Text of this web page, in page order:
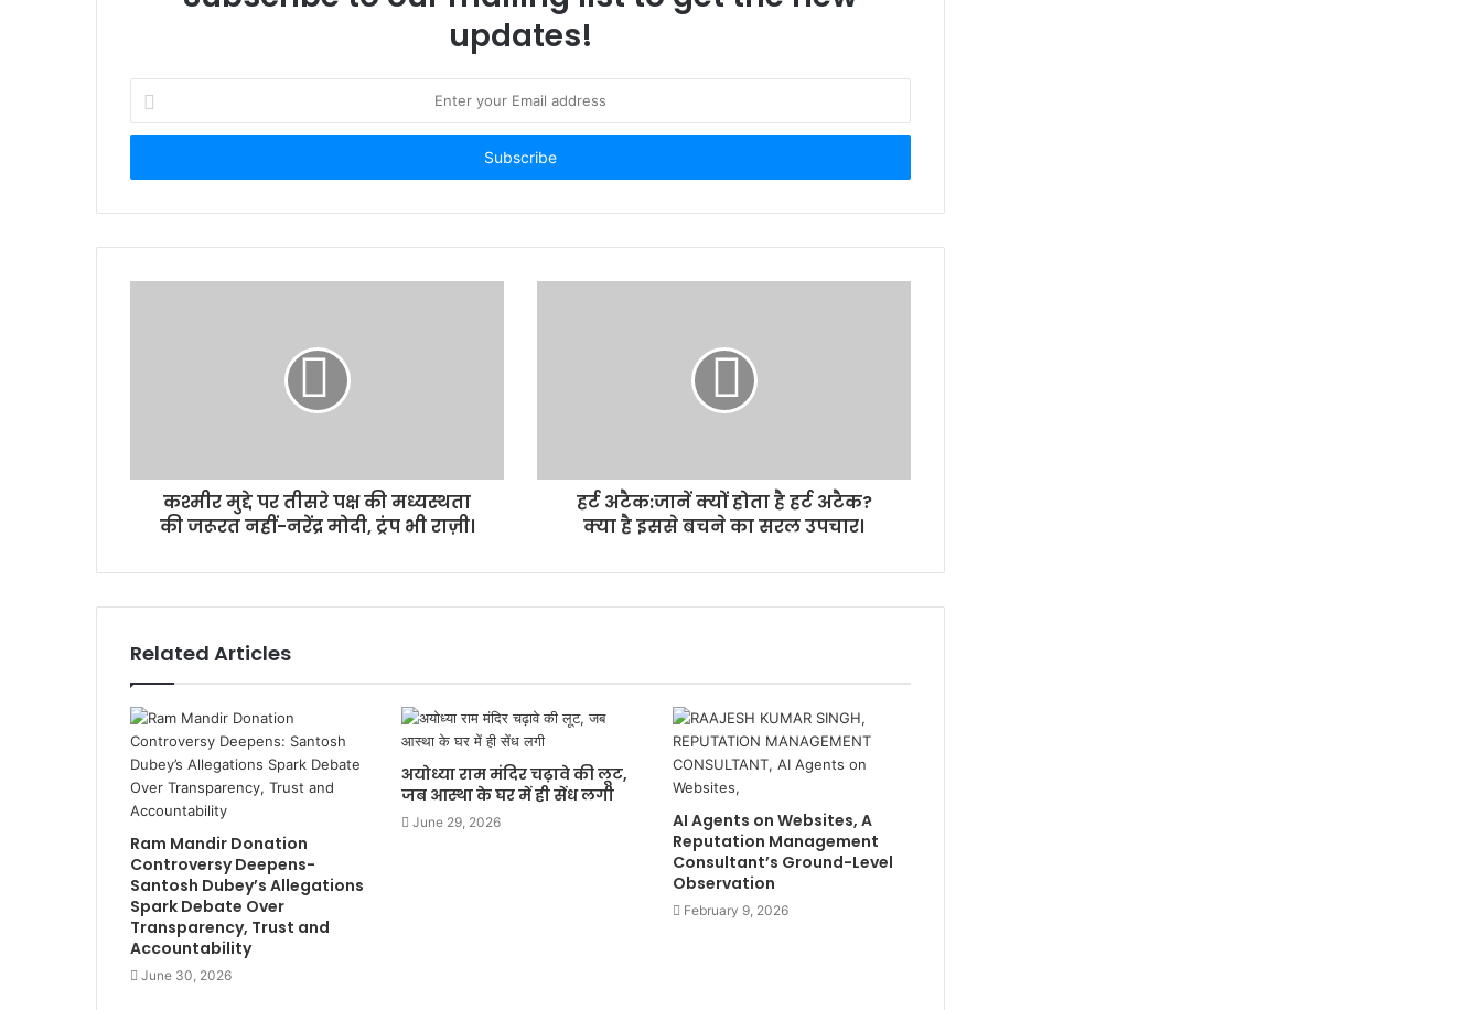
updates!
your
Email
कश्मीर मुद्दे पर तीसरे पक्ष की मध्यस्थता
की जरूरत नहीं-नरेंद्र मोदी, ट्रंप भी राज़ी।
हर्ट अटैक:जानें क्यों होता है हर्ट अटैक?
क्या है इससे बचने का सरल उपचार।
Related Articles
Ram Mandir Donation
Controversy Deepens-
Santosh Dubey’s Allegations
Spark Debate Over
Transparency, Trust and
Accountability
June 30, 2026
अयोध्या राम मंदिर चढ़ावे की लूट,
जब आस्था के घर में ही सेंध लगी
June 29, 2026
AI Agents on Websites, A
Reputation Management
Consultant’s Ground-Level
Observation
February 9, 2026